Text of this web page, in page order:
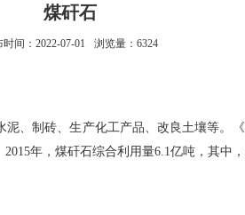
煤矸石
时间：2022-07-01 浏览量：6324
、制砖、生产化工产品、改良土壤等。
年，煤矸石综合利用量6.1亿吨，其